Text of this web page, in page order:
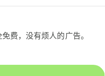
费，没有烦人的广告。